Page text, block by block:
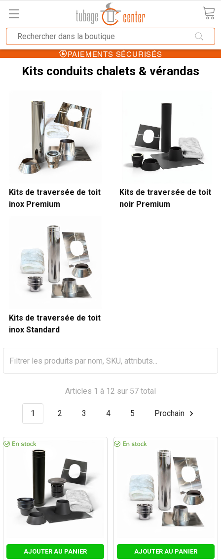
PAIEMENTS SÉCURISÉS
Kits conduits chalets & vérandas
Kits de traversée de toit
inox Premium
Kits de traversée de toit
noir Premium
Kits de traversée de toit
inox Standard
Articles 1 à 12 sur 57 total
1 2 3 4 5 Prochain
AJOUTER AU PANIER AJOUTER AU PANIER